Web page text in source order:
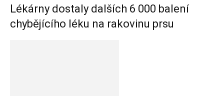
Lékárny dostaly dalších 6 000 balení
chybějícího léku na rakovinu prsu